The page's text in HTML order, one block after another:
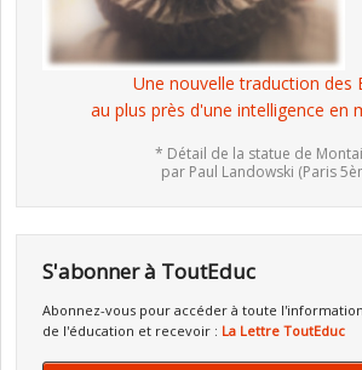
Une nouvelle traduction des
au plus près d'une intelligence en
* Détail de la statue de
par Paul Landowski (Paris
S'abonner à ToutEduc
Abonnez-vous pour accéder à toute
de l'éducation et recevoir : La Lettre ToutEduc